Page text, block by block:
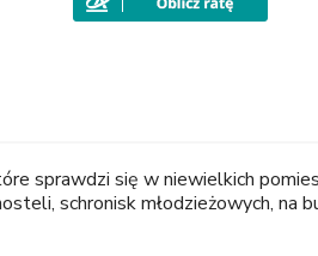
sprawdzi się w niewielkich
schronisk młodzieżowych,